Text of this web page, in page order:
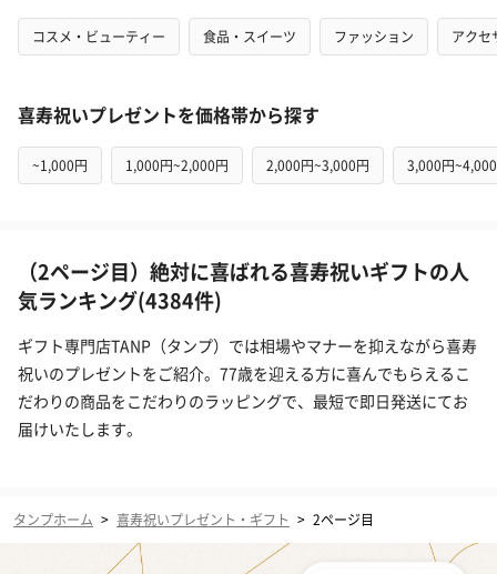
コスメ・ビューティー 食品・スイーツ ファッション アクセ
喜寿祝いプレゼントを価格帯から探す
~1,000円 1,000円~2,000円 2,000円~3,000円 3,000円
（2ページ目）絶対に喜ばれる喜寿祝いギフトの人
気ランキング(4384件)
ギフト専門店TANP（タンプ）では相場やマナーを抑えながら喜寿
祝いのプレゼントをご紹介。77歳を迎える方に喜んでもらえるこ
だわりの商品をこだわりのラッピングで、最短で即日発送にてお
届けいたします。
タンプホーム > 喜寿祝いプレゼント・ギフト > 2ページ目